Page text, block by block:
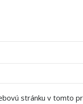
stránku v tomto